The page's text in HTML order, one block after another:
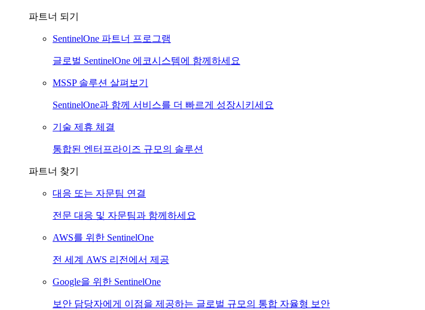
파트너 되기
SentinelOne 파트너 프로그램
글로벌 SentinelOne 에코시스템에 함께하세요
MSSP 솔루션 살펴보기
SentinelOne과 함께 서비스를 더 빠르게 성장시키세요
기술 제휴 체결
통합된 엔터프라이즈 규모의 솔루션
파트너 찾기
대응 또는 자문팀 연결
전문 대응 및 자문팀과 함께하세요
AWS를 위한 SentinelOne
전 세계 AWS 리전에서 제공
Google을 위한 SentinelOne
보안 담당자에게 이점을 제공하는 글로벌 규모의 통합 자율형 보안